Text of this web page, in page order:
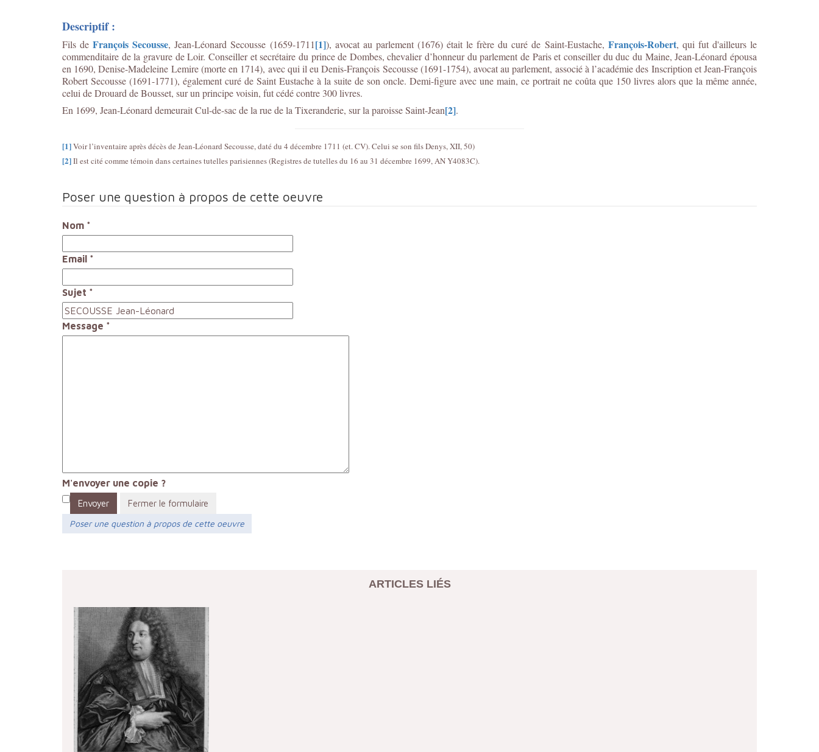
Descriptif :
Fils deFrançois Secousse, Jean-Léonard Secousse (1659-1711[1]), avocat au parlement (1676) était le frère du curé de Saint-Eustache, François-Robert, qui fut d'ailleurs le
commenditaire de la gravure de Loir. Conseiller et secrétaire du prince de Dombes, chevalier d’honneur du parlement de Paris et conseiller du duc du Maine, Jean-Léonard épousa
en 1690, Denise-Madeleine Lemire (morte en 1714), avec qui il eu Denis-François Secousse (1691-1754), avocat au parlement, associé à l’académie des Inscription et Jean-François
Robert Secousse (1691-1771), également curé de Saint Eustache à la suite de son oncle. Demi-figure avec une main, ce portrait ne coûta que 150 livres alors que la même année,
celui de Drouard de Bousset, sur un principe voisin, fut cédé contre 300 livres.
En 1699, Jean-Léonard demeurait Cul-de-sac de la rue de la Tixeranderie, sur la paroisse Saint-Jean[2].
[1]Voir l’inventaire après décès de Jean-Léonard Secousse, daté du 4 décembre 1711 (et. CV). Celui se son fils Denys, XII, 50)
[2]Il est cité comme témoin dans certaines tutelles parisiennes (Registres de tutelles du 16 au 31 décembre 1699, AN Y4083C).
Poser une question à propos de cette oeuvre
Nom *
Email *
Sujet *
Message *
M'envoyer une copie ?
Envoyer
Fermer le formulaire
Poser une question à propos de cette oeuvre
ARTICLES LIÉS